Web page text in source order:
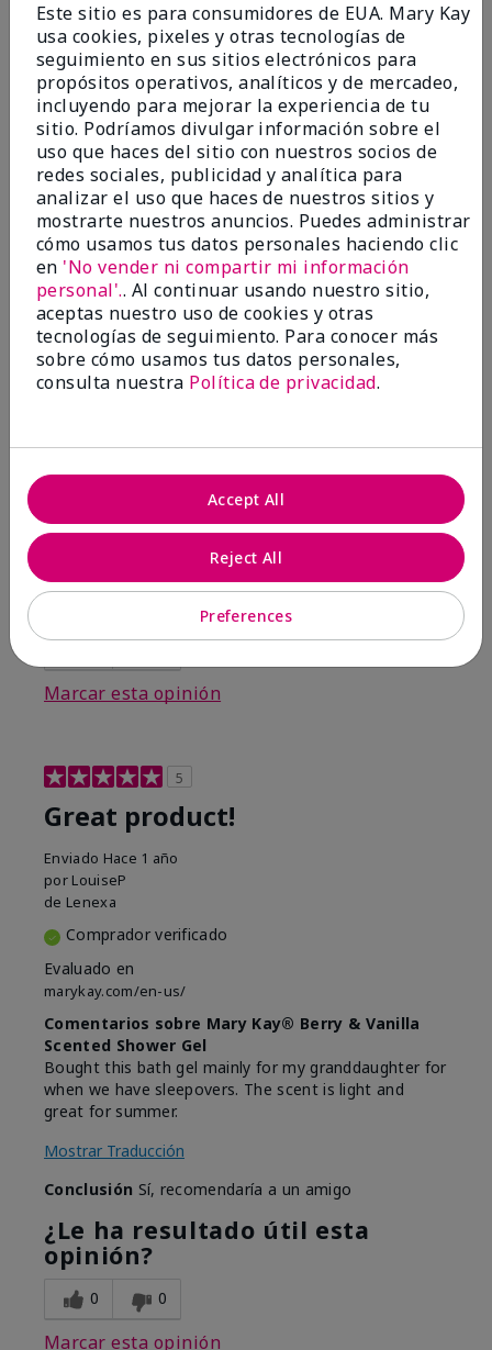
1 0
Marcar esta opinión
5
Best Shower Gel
Enviado Hace 1 año
porSunshine
de
Chesapeake, VA
Comprador verificado
Evaluado en
marykay.com/en-us/
Comentarios sobre Mary Kay® Berry & Vanilla
ConclusiónSí, recomendaría a un amigo
¿Le ha resultado útil esta
Marcar esta opinión
5
Great product!
Enviado Hace 1 año
por LouiseP
de Lenexa
Comprador verificado
Evaluado en
marykay.com/en-us/
Comentarios sobre Mary Kay® Berry & Vanilla
Scented Shower Gel
Bought this bath gel mainly for my granddaughter for
when we have sleepovers. The scent is light and
great for summer.
Mostrar Traducción
Conclusión Sí, recomendaría a un amigo
¿Le ha resultado útil esta
opinión?
0 0
Marcar esta opinión
Este sitio es para consumidores de EUA. Mary Kay
usa cookies, pixeles y otras tecnologías de
seguimiento en sus sitios electrónicos para
propósitos operativos, analíticos y de mercadeo,
incluyendo para mejorar la experiencia de tu
sitio. Podríamos divulgar información sobre el
uso que haces del sitio con nuestros socios de
redes sociales, publicidad y analítica para
analizar el uso que haces de nuestros sitios y
mostrarte nuestros anuncios. Puedes administrar
cómo usamos tus datos personales haciendo clic
en 'No vender ni compartir mi información
personal'.. Al continuar usando nuestro sitio,
aceptas nuestro uso de cookies y otras
tecnologías de seguimiento. Para conocer más
sobre cómo usamos tus datos personales,
consulta nuestra Política de privacidad.
Preferences
Reject All
Accept All